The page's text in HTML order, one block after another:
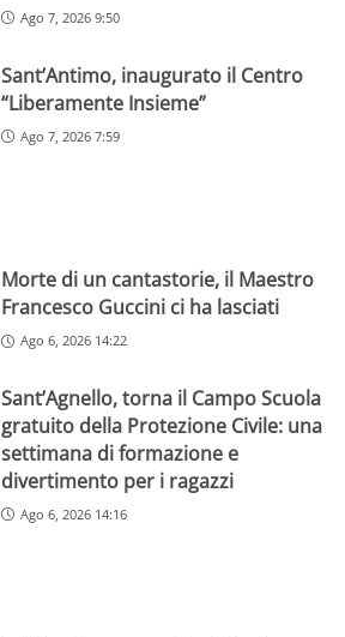
Ago 7, 2026 9:50
Sant’Antimo, inaugurato il Centro
“Liberamente Insieme”
Ago 7, 2026 7:59
Morte di un cantastorie, il Maestro
Francesco Guccini ci ha lasciati
Ago 6, 2026 14:22
Sant’Agnello, torna il Campo Scuola
gratuito della Protezione Civile: una
settimana di formazione e
divertimento per i ragazzi
Ago 6, 2026 14:16